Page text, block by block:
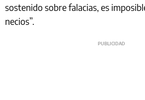
sostenido sobre falacias, es
necios”.